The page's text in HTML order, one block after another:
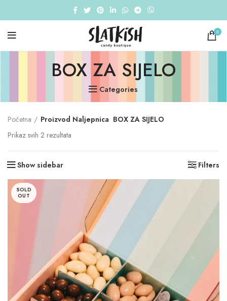
0
BOX ZA SIJELO
Categories
Početna Proizvod Naljepnica BOX ZA SIJELO
Prikaz svih 2 rezultata
Show sidebar Filters
SOLD
OUT